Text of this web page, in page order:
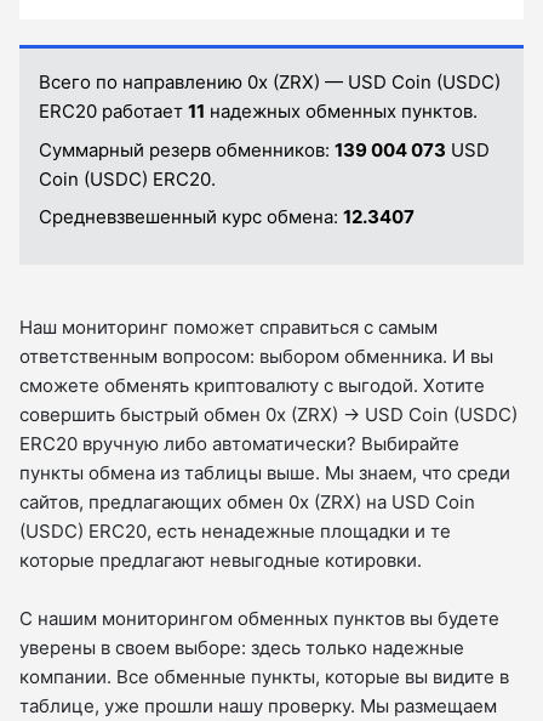
Всего по направлению 0x (ZRX) — USD Coin (USDC)
ERC20 работает 11 надежных обменных пунктов.
Суммарный резерв обменников: 139 004 073 USD
Coin (USDC) ERC20.
Средневзвешенный курс обмена: 12.3407
Наш мониторинг поможет справиться с самым
ответственным вопросом: выбором обменника. И вы
сможете обменять криптовалюту с выгодой. Хотите
совершить быстрый обмен 0x (ZRX) → USD Coin (USDC)
ERC20 вручную либо автоматически? Выбирайте
пункты обмена из таблицы выше. Мы знаем, что среди
сайтов, предлагающих обмен 0x (ZRX) на USD Coin
(USDC) ERC20, есть ненадежные площадки и те
которые предлагают невыгодные котировки.
С нашим мониторингом обменных пунктов вы будете
уверены в своем выборе: здесь только надежные
компании. Все обменные пункты, которые вы видите в
таблице, уже прошли нашу проверку. Мы размещаем